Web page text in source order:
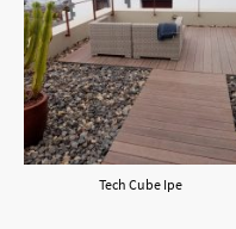
Tech Cube Ipe